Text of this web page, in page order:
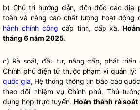
b) Chủ trì hướng dẫn, đôn đốc các địa
toàn và nâng cao chất lượng hoạt động
hành chính công cấp tỉnh, cấp xã.
tháng 6 năm 2025.
c) Rà soát, đầu tư, nâng cấp, phát triển
Chính phủ điện tử thuộc phạm vi quản lý:
quốc gia, Hệ thống thông tin báo cáo
theo dõi nhiệm vụ Chính phủ, Thủ
dụng họp trực tuyến. Hoàn thành rà